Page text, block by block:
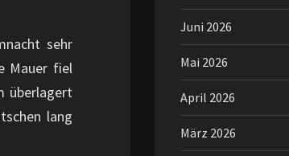
sehr
Mauer fiel
überlagert
lang
Juni 2026
Mai 2026
April 2026
März 2026